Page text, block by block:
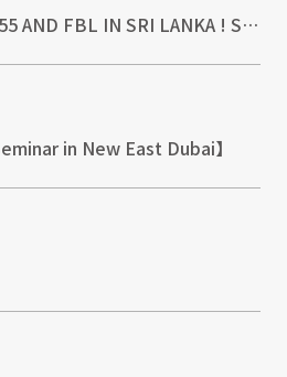
JOINT SEMINAR OF 555 AND FBL IN SRI LANKA ! SUPPORTED BY DOUGLAS AND SONS PVT LTD.
in New East Dubai】